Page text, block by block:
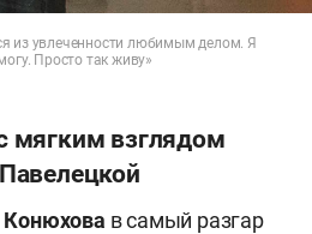
из увлеченности любимым делом. Я
Просто так живу»
мягким взглядом
в самый разгар